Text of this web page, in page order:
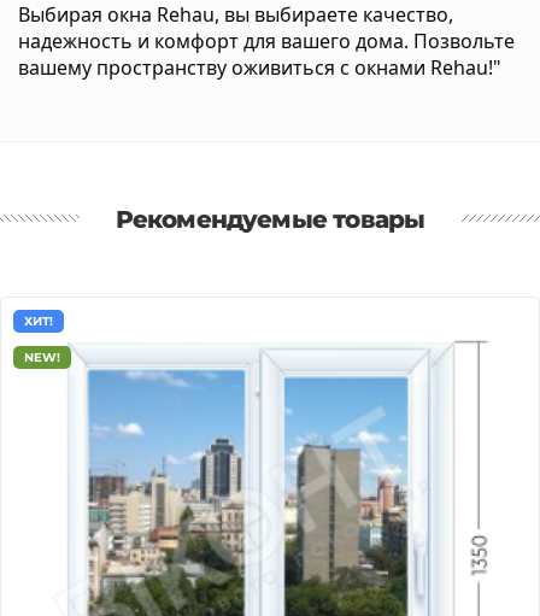
Выбирая окна Rehau, вы выбираете качество,
надежность и комфорт для вашего дома. Позвольте
вашему пространству оживиться с окнами Rehau!"
Рекомендуемые товары
ХИТ!
NEW!